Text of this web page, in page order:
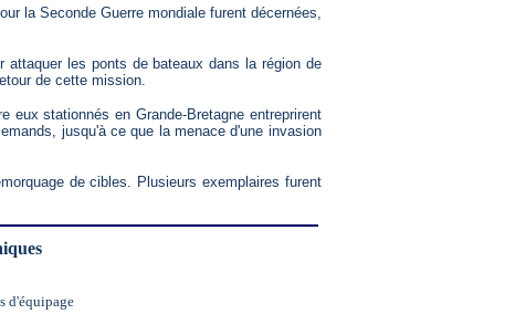
la Seconde Guerre mondiale furent décernées,
les ponts de bateaux dans la région de
de cette mission.
eux stationnés en Grande-Bretagne entreprirent
jusqu'à ce que la menace d'une invasion
de cibles. Plusieurs exemplaires furent
d'équipage